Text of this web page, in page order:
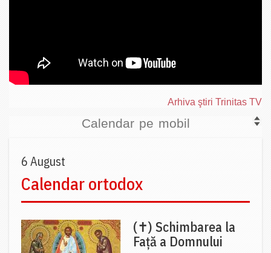
Arhiva ştiri Trinitas TV
Calendar pe mobil
6 August
Calendar ortodox
(✝) Schimbarea la
Față a Domnului